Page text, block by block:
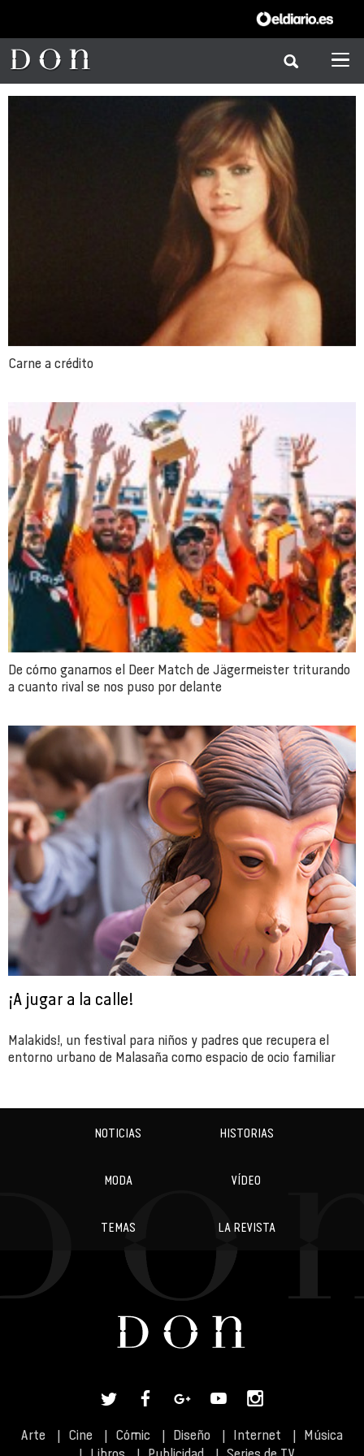
Carne a crédito
De cómo ganamos el Deer Match de Jägermeister triturando
a cuanto rival se nos puso por delante
¡A jugar a la calle!
Malakids!, un festival para niños y padres que recupera el
entorno urbano de Malasaña como espacio de ocio familiar
NOTICIAS HISTORIAS
MODA VÍDEO
TEMAS LA REVISTA
Arte Cine Cómic Diseño Internet
Música